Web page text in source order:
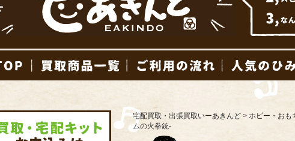
TOP 買取商品一覧 ご利用の流れ
宅配買取・出張買取いーあきんど > ホビー・おも
ムの火拳銃-